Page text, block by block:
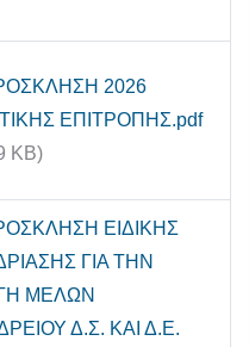
2026
ΕΠΙΤΡΟΠΗΣ.pdf
KB)
ΕΙΔΙΚΗΣ
ΓΙΑ ΤΗΝ
ΜΕΛΩΝ
Δ.Σ. ΚΑΙ Δ.Ε.